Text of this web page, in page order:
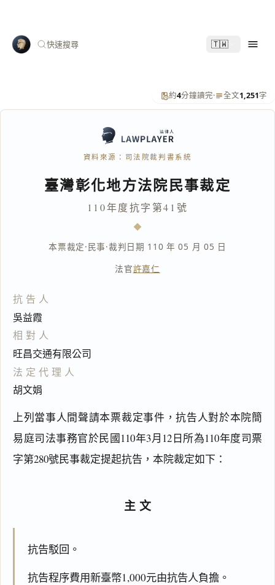
快速搜尋 🇹🇼
約4分鐘讀完· 全文1,251字
資料來源：司法院裁判書系統
臺灣彰化地方法院民事裁定
110年度抗字第41號
本票裁定·民事·裁判日期 110 年 05 月 05 日
法官許嘉仁
抗告人
吳益霞
相對人
旺昌交通有限公司
法定代理人
胡文娟
上列當事人間聲請本票裁定事件，抗告人對於本院簡
易庭司法事務官於民國110年3月12日所為110年度司票
字第280號民事裁定提起抗告，本院裁定如下：
主文
抗告駁回。
抗告程序費用新臺幣1,000元由抗告人負擔。